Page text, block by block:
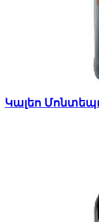
Կալեո